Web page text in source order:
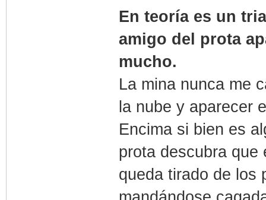
En teoría es un
amigo del prota
mucho.
La mina nunca me
la nube y aparecer
Encima si bien es
prota descubra que
queda tirado de los